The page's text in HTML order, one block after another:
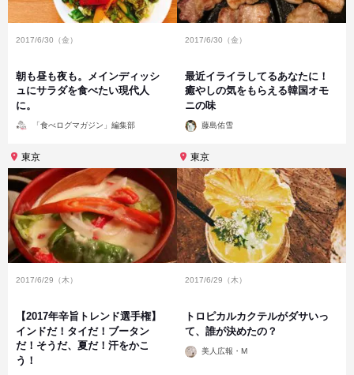
2017/6/30（金）
朝も昼も夜も。メインディッシ
ュにサラダを食べたい現代人
に。
「食べログマガジン」編集部
2017/6/30（金）
最近イライラしてるあなたに！
癒やしの気をもらえる韓国オモ
ニの味
投
稿
藤島佑雪
東京
2017/6/29（木）
【2017年辛旨トレンド選手権】
インドだ！タイだ！ブータン
だ！そうだ、夏だ！汗をかこ
う！
東京
2017/6/29（木）
トロピカルカクテルがダサいっ
て、誰が決めたの？
投
稿
美人広報・M